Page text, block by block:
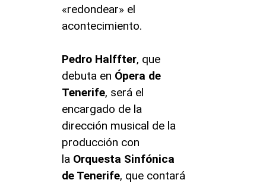
«redondear» el
acontecimiento.
Pedro Halffter, que
debuta en Ópera de
Tenerife, será el
encargado de la
dirección musical de la
producción con
la Orquesta Sinfónica
de Tenerife, que contará